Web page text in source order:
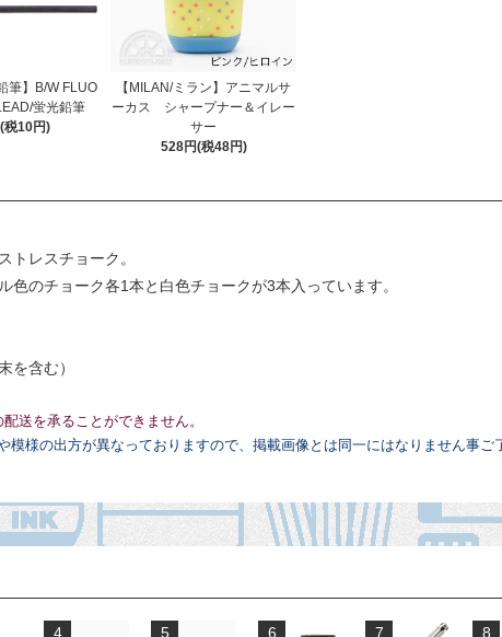
筆】B/W FLUO
蛍光鉛筆
税10円)
【MILAN/ミラン】アニマルサ
ーカス シャープナー＆イレー
サー
528円(税48円)
トレスチョーク。
のチョーク各1本と白色チョークが3本入っています。
を含む）
送を承ることができません。
模様の出方が異なっておりますので、掲載画像とは同一にはなりません事ご
4 5 6 7 8